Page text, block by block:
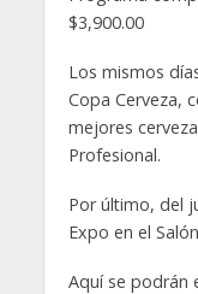
$3,900.00
Los mismos
Copa Cerveza,
mejores
Profesional.
Por último, del
Expo en el
Aquí se podrán